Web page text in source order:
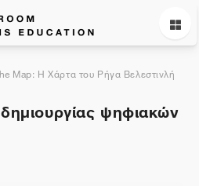
Map: Η Χάρτα του Ρήγα Βελεστινλή
ψηφιακών